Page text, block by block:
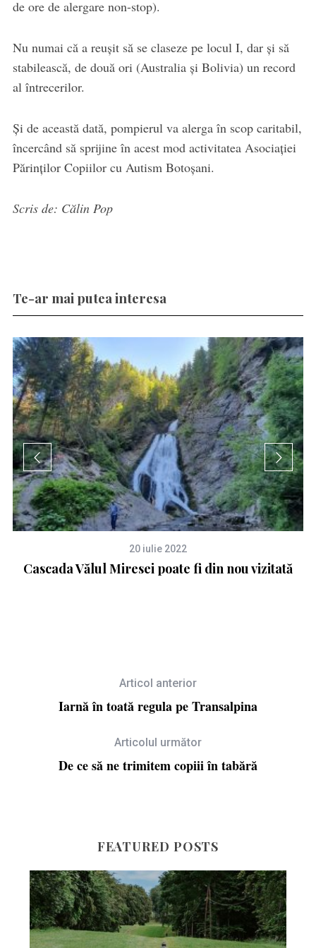
de ore de alergare non-stop).
Nu numai că a reuşit să se claseze pe locul I, dar și să
stabilească, de două ori (Australia și Bolivia) un record
al întrecerilor.
Și de această dată, pompierul va alerga în scop caritabil,
încercând să sprijine în acest mod activitatea Asociaţiei
Părinţilor Copiilor cu Autism Botoşani.
Scris de: Călin Pop
Te-ar mai putea interesa
20 iulie 2022
Cascada Vălul Miresei poate fi din nou vizitată
Articol anterior
Iarnă în toată regula pe Transalpina
Articolul următor
De ce să ne trimitem copiii în tabără
FEATURED POSTS